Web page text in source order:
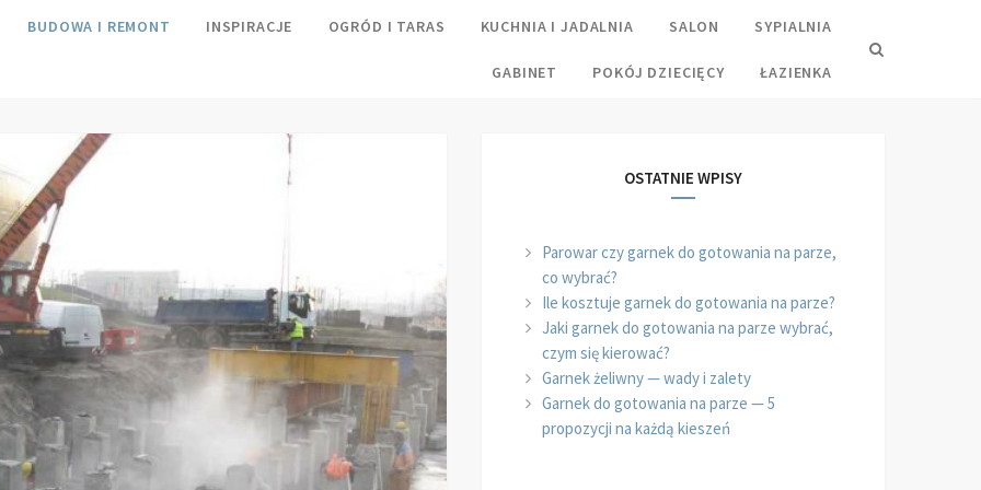
BUDOWA I REMONT INSPIRACJE OGRÓD I TARAS KUCHNIA I JADALNIA SALON SYPIALNIA
GABINET POKÓJ DZIECIĘCY ŁAZIENKA
OSTATNIE WPISY
Parowar czy garnek do gotowania na parze,
co wybrać?
Ile kosztuje garnek do gotowania na parze?
Jaki garnek do gotowania na parze wybrać,
czym się kierować?
Garnek żeliwny — wady i zalety
Garnek do gotowania na parze — 5
propozycji na każdą kieszeń